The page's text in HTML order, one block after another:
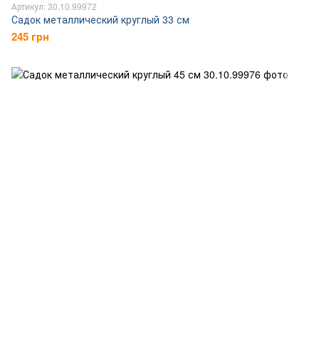
Артикул: 30.10.99972
Садок металлический круглый 33 см
245 грн